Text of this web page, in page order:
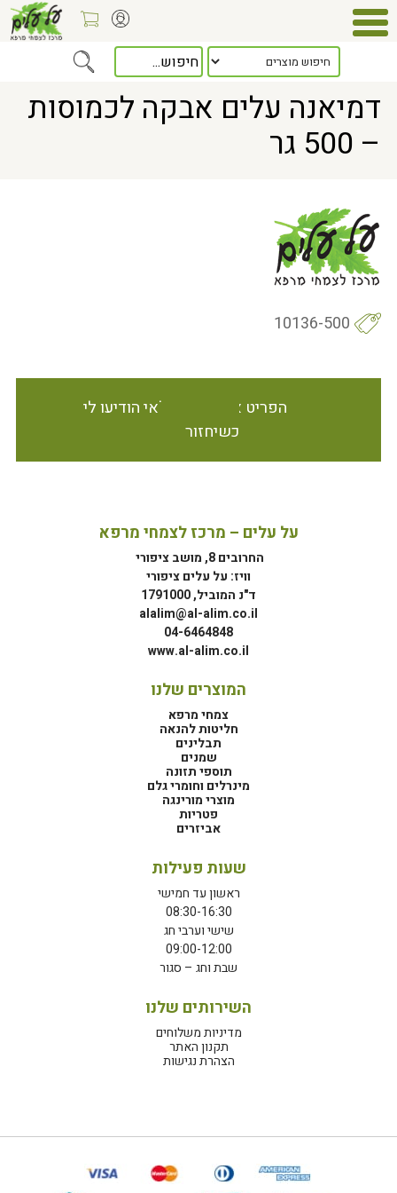
> דמיאנה עלים אבקה לכמוסות – 500 גר
דמיאנה עלים אבקה לכמוסות
– 500 גר
10136-500
הפריט אינו זמין במלאי הודיעו לי
כשיחזור
על עלים – מרכז לצמחי מרפא
החרובים 8, מושב ציפורי
וויז: על עלים ציפורי
ד"נ המוביל, 1791000
alalim@al-alim.co.il
04-6464848
www.al-alim.co.il
המוצרים שלנו
צמחי מרפא
חליטות להנאה
תבלינים
שמנים
תוספי תזונה
מינרלים וחומרי גלם
מוצרי מורינגה
פטריות
אביזרים
שעות פעילות
ראשון עד חמישי
08:30-16:30
שישי וערבי חג
09:00-12:00
שבת וחג – סגור
השירותים שלנו
מדיניות משלוחים
תקנון האתר
הצהרת נגישות